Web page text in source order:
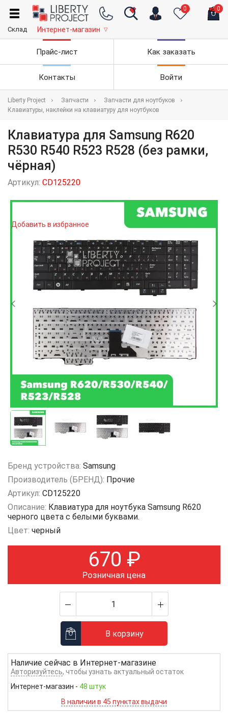
0 0
Склад Интернет-магазин ▽
Прайс-лист Как заказать
Контакты Войти
Liberty Project Запчасти
Запчасти для ноутбуков
Клавиатуры, наклейки на клавиатуру для ноутбуков
Клавиатура для Samsung R620
R530 R540 R523 R528 (без рамки,
чёрная)
Артикул: CD125220
Добавить в избранное
Бренд устройства: Samsung
Производитель (БРЕНД): Прочие
Артикул: CD125220
Описание: Клавиатура для ноутбука Samsung R620
черного цвета с белыми буквами.
Цвет: черный
670 ₽
Розничная цена
В корзину
Наличие сейчас в Интернет-магазине
Авторизуйтесь, чтобы узнать актуальный остаток
Интернет-магазин - 48 штук
В наличии в 45 пунктах выдачи